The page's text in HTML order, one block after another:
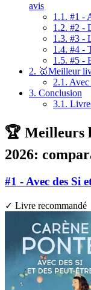
avis
1.1. #1 -
1.2. #2 -
1.3. #3 -
1.4. #4 -
1.5. #5 -
2. 🥇Meilleur
2.1. Avec
3. Conclusion
3.1.
🏆 Meilleurs
2026:
#1 - Avec des Si
✓ Livre recommandé